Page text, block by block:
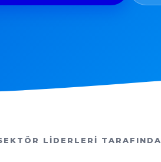
LİDERLERİ